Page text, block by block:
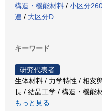
構造・機能材料 / 小区分
連 / 大区分D
キーワード
研究代表者
生体材料 / 力学特性 / 相変
長 / 結晶工学 / 構造・機能
もっと見る